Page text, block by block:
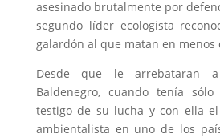
asesinado brutalmente por
segundo líder ecologista
galardón al que matan en menos
Desde que le arrebataran
Baldenegro, cuando tenía
testigo de su lucha y con ella
ambientalista en uno de los